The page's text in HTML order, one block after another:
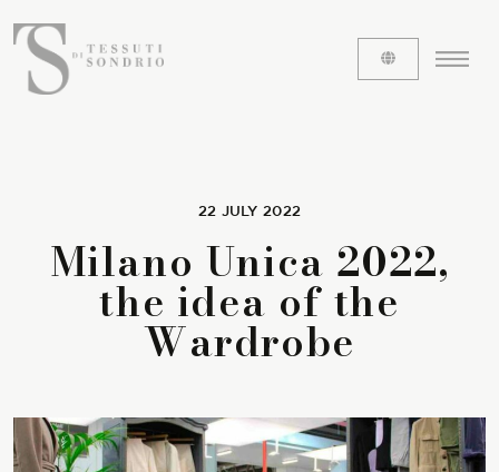
22 JULY 2022
Milano Unica 2022,
the idea of the
Wardrobe
The labels
Our history
Work with us